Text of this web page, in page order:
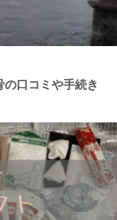
の口コミや手続き